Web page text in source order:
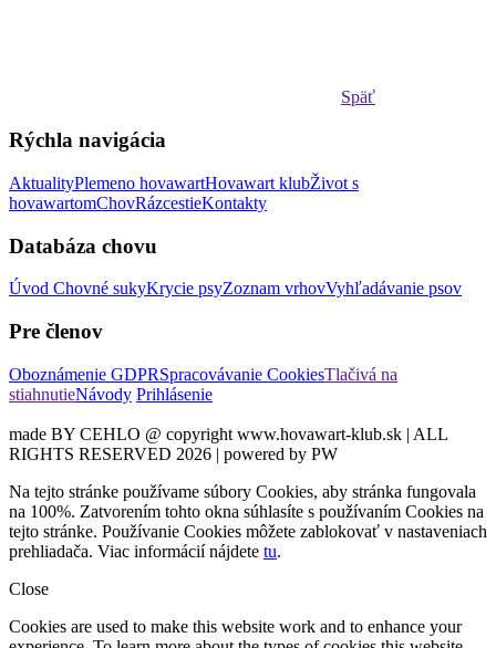
Späť
Rýchla navigácia
AktualityPlemeno hovawartHovawart klubŽivot s
hovawartomChovRázcestieKontakty
Databáza chovu
Úvod Chovné sukyKrycie psyZoznam vrhovVyhľadávanie psov
Pre členov
Oboznámenie GDPRSpracovávanie CookiesTlačivá na
stiahnutieNávody Prihlásenie
made BY CEHLO @ copyright www.hovawart-klub.sk | ALL
RIGHTS RESERVED 2026 | powered by PW
Na tejto stránke používame súbory Cookies, aby stránka fungovala
na 100%. Zatvorením tohto okna súhlasíte s používaním Cookies na
tejto stránke. Používanie Cookies môžete zablokovať v nastaveniach
prehliadača. Viac informácií nájdete tu.
Close
Cookies are used to make this website work and to enhance your